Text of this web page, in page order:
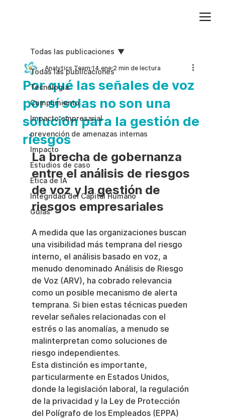
Todas las publicaciones
Tecnologia
Cumplimiento
Impacto empresarial
prevención de amenazas internas
Impacto
Estudios de caso
Etica de IA
Integridad del Capital Humano
Guias
Todas las publicaciones
Por qué las señales de voz
por sí solas no son una
solución para la gestión de
riesgos
Analytics Team 14 ene 2 min de lectura
La brecha de gobernanza
entre el análisis de riesgos
de voz y la gestión de
riesgos empresariales
A medida que las organizaciones buscan
una visibilidad más temprana del riesgo
interno, el análisis basado en voz, a
menudo denominado Análisis de Riesgo
de Voz (ARV), ha cobrado relevancia
como un posible mecanismo de alerta
temprana. Si bien estas técnicas pueden
revelar señales relacionadas con el
estrés o las anomalías, a menudo se
malinterpretan como soluciones de
riesgo independientes.
Esta distinción es importante,
particularmente en Estados Unidos,
donde la legislación laboral, la regulación
de la privacidad y la Ley de Protección
del Polígrafo de los Empleados (EPPA)